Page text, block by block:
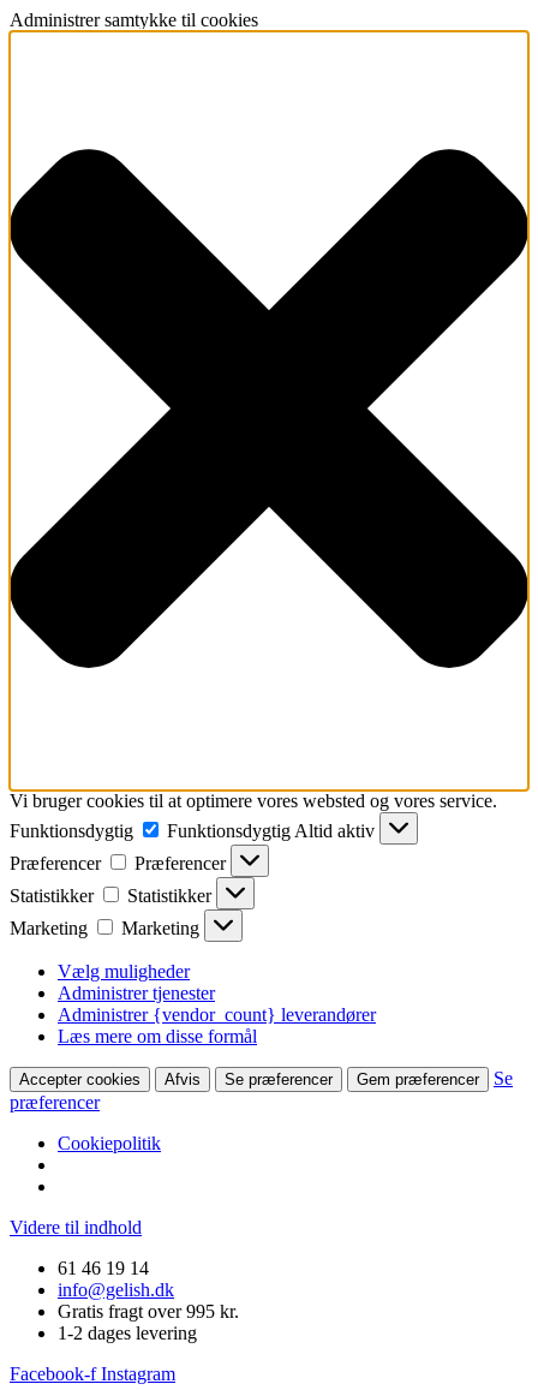
Administrer samtykke til cookies
Vi bruger cookies til at optimere vores websted og vores service.
Funktionsdygtig
Funktionsdygtig Altid aktiv
Præferencer
Præferencer
Statistikker
Statistikker
Marketing
Marketing
Vælg muligheder
Administrer tjenester
Administrer {vendor_count} leverandører
Læs mere om disse formål
Accepter cookies Afvis Se præferencer Gem præferencer
Se
præferencer
Cookiepolitik
Videre til indhold
61 46 19 14
info@gelish.dk
Gratis fragt over 995 kr.
1-2 dages levering
Facebook-f Instagram